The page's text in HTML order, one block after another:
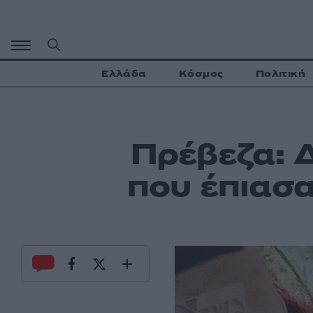
περιεχόμενο
Ελλάδα Κόσμος Πολιτική
Πρέβεζα:
που